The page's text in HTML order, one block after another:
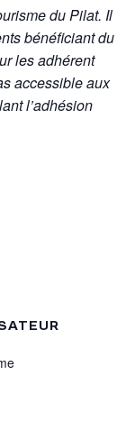
du Pilat. Il
bénéficiant du
les adhérent
accessible aux
l’adhésion